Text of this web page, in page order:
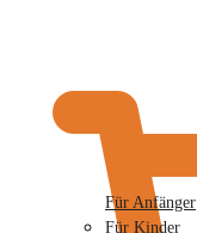
Für Anfänger
Für Kinder